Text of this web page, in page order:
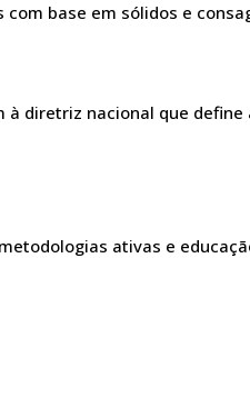
base em sólidos e
diretriz nacional que
ativas e